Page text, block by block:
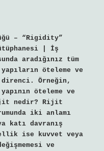
– “Rigidity”
| İş
aradığınız tüm
öteleme ve
direnci. Örneğin,
öteleme ve
nedir? Rijit
iki anlamı
katı davranış
ise kuvvet veya
ve